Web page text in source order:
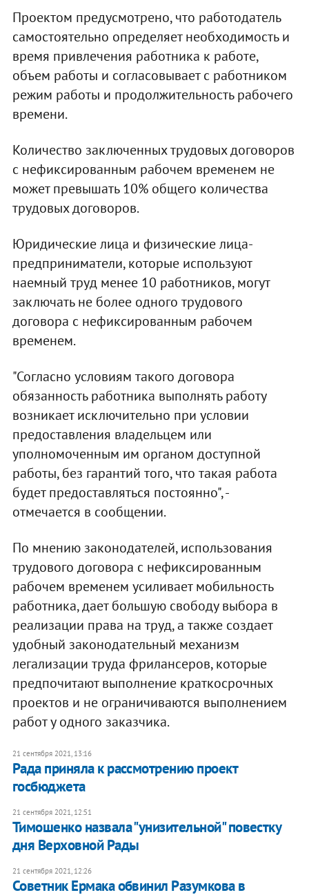
Проектом предусмотрено, что работодатель
самостоятельно определяет необходимость и
время привлечения работника к работе,
объем работы и согласовывает с работником
режим работы и продолжительность рабочего
времени.
Количество заключенных трудовых договоров
с нефиксированным рабочем временем не
может превышать 10% общего количества
трудовых договоров.
Юридические лица и физические лица-
предприниматели, которые используют
наемный труд менее 10 работников, могут
заключать не более одного трудового
договора с нефиксированным рабочем
временем.
"Согласно условиям такого договора
обязанность работника выполнять работу
возникает исключительно при условии
предоставления владельцем или
уполномоченным им органом доступной
работы, без гарантий того, что такая работа
будет предоставляться постоянно", -
отмечается в сообщении.
По мнению законодателей, использования
трудового договора с нефиксированным
рабочем временем усиливает мобильность
работника, дает большую свободу выбора в
реализации права на труд, а также создает
удобный законодательный механизм
легализации труда фрилансеров, которые
предпочитают выполнение краткосрочных
проектов и не ограничиваются выполнением
работ у одного заказчика.
21 сентября 2021, 13:16
Рада приняла к рассмотрению проект
госбюджета
21 сентября 2021, 12:51
Тимошенко назвала "унизительной" повестку
дня Верховной Рады
21 сентября 2021, 12:26
Советник Ермака обвинил Разумкова в